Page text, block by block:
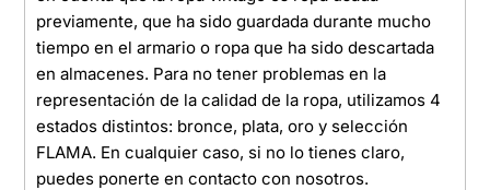
previamente, que ha sido guardada durante mucho
tiempo en el armario o ropa que ha sido descartada
en almacenes. Para no tener problemas en la
representación de la calidad de la ropa, utilizamos 4
estados distintos: bronce, plata, oro y selección
FLAMA. En cualquier caso, si no lo tienes claro,
puedes ponerte en contacto con nosotros.